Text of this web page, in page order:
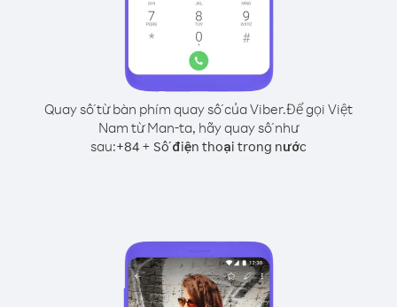
Quay số từ bàn phím quay số của Viber.Để gọi Việt
Nam từ Man-ta, hãy quay số như
sau:+84 + Số điện thoại trong nước